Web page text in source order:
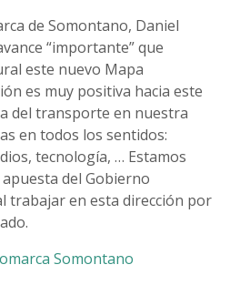
de Somontano, Daniel
“importante” que
este nuevo Mapa
es muy positiva hacia este
del transporte en nuestra
en todos los sentidos:
tecnología, … Estamos
del Gobierno
trabajar en esta dirección por
Somontano